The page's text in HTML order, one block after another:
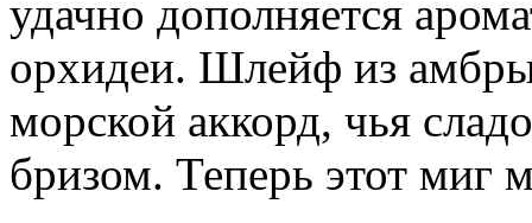
удачно дополняется
орхидеи. Шлейф из
морской аккорд, чья
бризом. Теперь этот